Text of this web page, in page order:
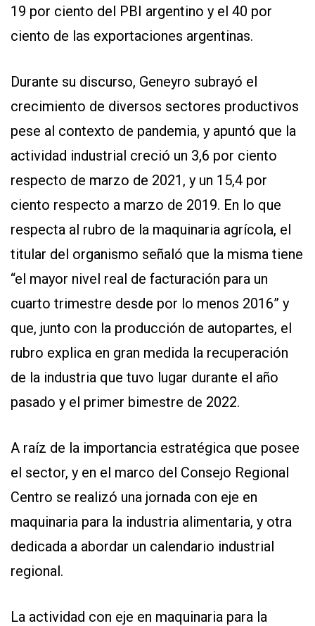
19 por ciento del PBI argentino y el 40 por
ciento de las exportaciones argentinas.
Durante su discurso, Geneyro subrayó el
crecimiento de diversos sectores productivos
pese al contexto de pandemia, y apuntó que la
actividad industrial creció un 3,6 por ciento
respecto de marzo de 2021, y un 15,4 por
ciento respecto a marzo de 2019. En lo que
respecta al rubro de la maquinaria agrícola, el
titular del organismo señaló que la misma tiene
“el mayor nivel real de facturación para un
cuarto trimestre desde por lo menos 2016” y
que, junto con la producción de autopartes, el
rubro explica en gran medida la recuperación
de la industria que tuvo lugar durante el año
pasado y el primer bimestre de 2022.
A raíz de la importancia estratégica que posee
el sector, y en el marco del Consejo Regional
Centro se realizó una jornada con eje en
maquinaria para la industria alimentaria, y otra
dedicada a abordar un calendario industrial
regional.
La actividad con eje en maquinaria para la